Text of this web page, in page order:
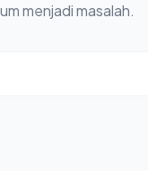
menjadi masalah.